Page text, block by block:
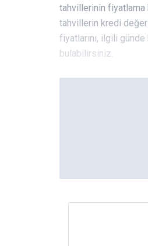
tahvillerinin fiyatlama
tahvillerin kredi
fiyatlarını, ilgili
bulabilirsiniz.